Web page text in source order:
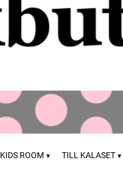
KIDS ROOM TILL KALASET